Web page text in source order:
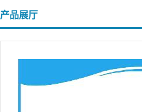
产品展厅